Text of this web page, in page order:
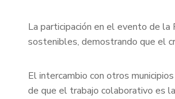
La participación en el evento de la
sostenibles, demostrando que el
El intercambio con otros
de que el trabajo colaborativo es